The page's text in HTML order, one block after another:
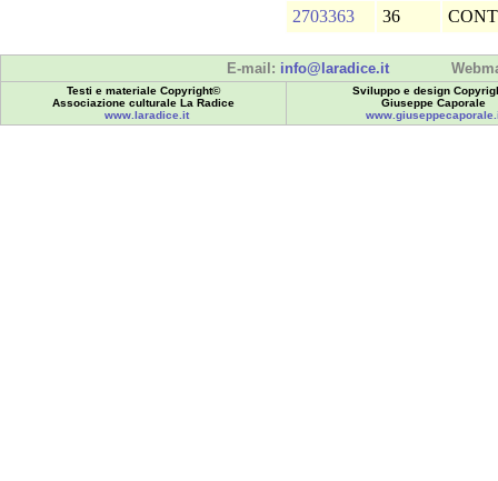
2703363 36
E-mail: info@laradice.it
Testi e materiale Copyright©
Associazione culturale La Radice
www.laradice.it
Sviluppo e design
Giuseppe Caporale